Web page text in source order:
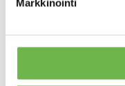
Markkinointi